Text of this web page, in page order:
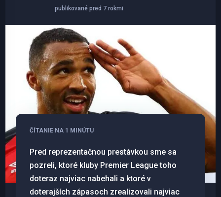
publikované pred 7 rokmi
ČÍTANIE NA 1 MINÚTU
Pred reprezentačnou prestávkou sme sa
pozreli, ktoré kluby Premier League toho
doteraz najviac nabehali a ktoré v
doterajších zápasoch zrealizovali najviac